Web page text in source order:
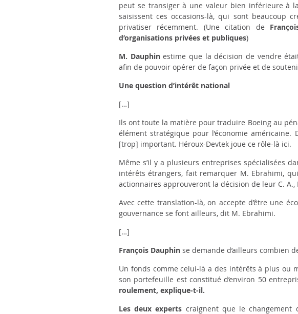
peut se transiger à une valeur bien inférieure à
saisissent ces occasions-là, qui sont beaucoup
privatiser récemment. (Une citation de
d’organisations privées et publiques)
M. Dauphinestime que la décision de vendre
afin de pouvoir opérer de façon privée et de
Une question d’intérêt national
[…]
Ils ont toute la matière pour traduire Boeing au
élément stratégique pour l’économie
[trop] important. Héroux-Devtek joue ce rôle-là ici.
Même s’il y a plusieurs entreprises spécialisées
intérêts étrangers, fait remarquer M. Ebrahimi, qui
actionnaires approuveront la décision de leur C. A.,
Avec cette translation-là, on accepte d’être une
gouvernance se font ailleurs, dit M. Ebrahimi.
[…]
François Dauphin se demande d’ailleurs combien
Un fonds comme celui-là a des intérêts à plus ou
son portefeuille est constitué d’environ 50
roulement, explique-t-il.
Les deux experts craignent que le changement